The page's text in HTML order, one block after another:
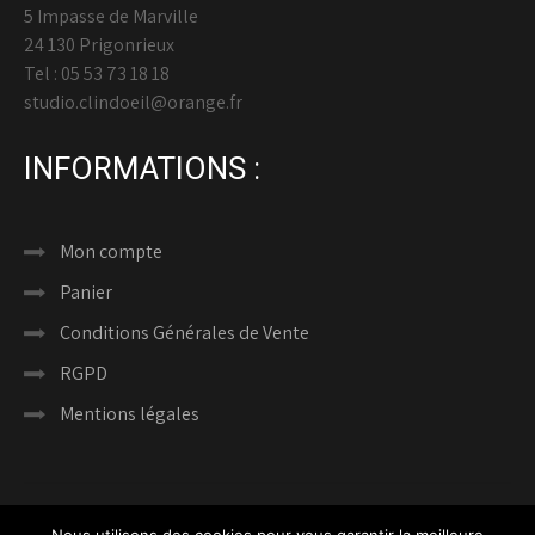
5 Impasse de Marville
24 130 Prigonrieux
Tel : 05 53 73 18 18
studio.clindoeil@orange.fr
INFORMATIONS :
Mon compte
Panier
Conditions Générales de Vente
RGPD
Mentions légales